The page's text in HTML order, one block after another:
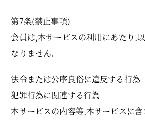
第7条(禁止事項)
会員は,本サービスの利用にあたり,
なりません。
法令または公序良俗に違反する行為
犯罪行為に関連する行為
本サービスの内容等,本サービスに